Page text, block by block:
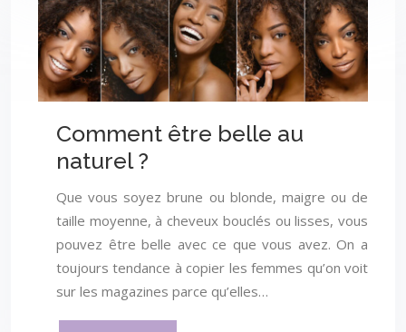
Comment être belle au
naturel ?
Que vous soyez brune ou blonde, maigre ou de
taille moyenne, à cheveux bouclés ou lisses, vous
pouvez être belle avec ce que vous avez. On a
toujours tendance à copier les femmes qu’on voit
sur les magazines parce qu’elles…